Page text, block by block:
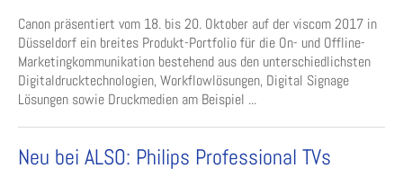
Canon präsentiert vom 18. bis 20. Oktober auf der viscom 2017 in
Düsseldorf ein breites Produkt-Portfolio für die On- und Offline-
Marketingkommunikation bestehend aus den unterschiedlichsten
Digitaldrucktechnologien, Workflowlösungen, Digital Signage
Lösungen sowie Druckmedien am Beispiel ...
Neu bei ALSO: Philips Professional TVs